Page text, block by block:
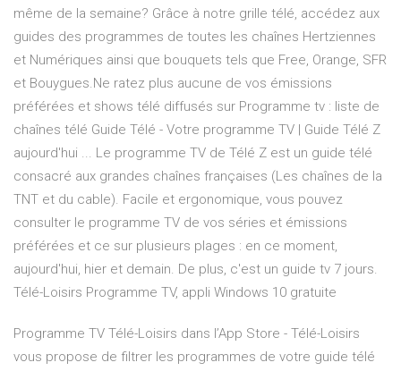
même de la semaine? Grâce à notre grille télé, accédez aux
guides des programmes de toutes les chaînes Hertziennes
et Numériques ainsi que bouquets tels que Free, Orange, SFR
et Bouygues.Ne ratez plus aucune de vos émissions
préférées et shows télé diffusés sur Programme tv : liste de
chaînes télé Guide Télé - Votre programme TV | Guide Télé Z
aujourd'hui ... Le programme TV de Télé Z est un guide télé
consacré aux grandes chaînes françaises (Les chaînes de la
TNT et du cable). Facile et ergonomique, vous pouvez
consulter le programme TV de vos séries et émissions
préférées et ce sur plusieurs plages : en ce moment,
aujourd'hui, hier et demain. De plus, c'est un guide tv 7 jours.
Télé-Loisirs Programme TV, appli Windows 10 gratuite
‎Programme TV Télé-Loisirs dans l’App Store - Télé-Loisirs
vous propose de filtrer les programmes de votre guide télé